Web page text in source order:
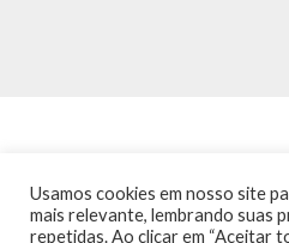
Usamos cookies em nosso site
mais relevante, lembrando suas
repetidas. Ao clicar em “Aceitar